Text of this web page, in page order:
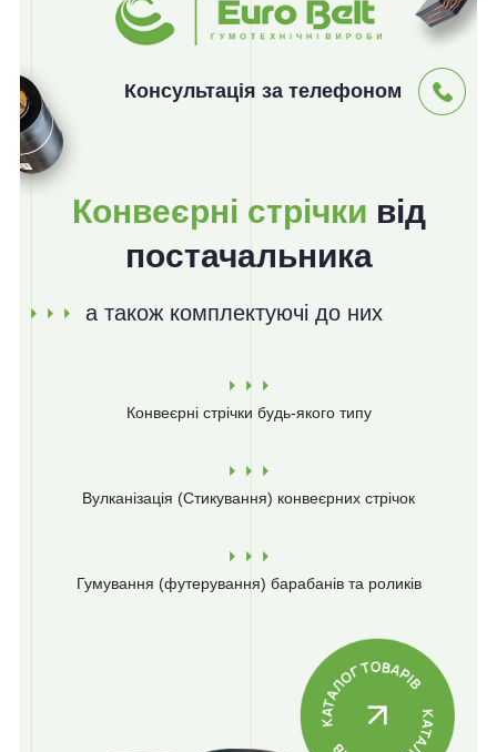
Консультація за телефоном
Конвеєрні стрічки від
постачальника
а також комплектуючі до них
Конвеєрні стрічки будь-якого типу
Вулканізація (Стикування) конвеєрних стрічок
Гумування (футерування) барабанів та роликів